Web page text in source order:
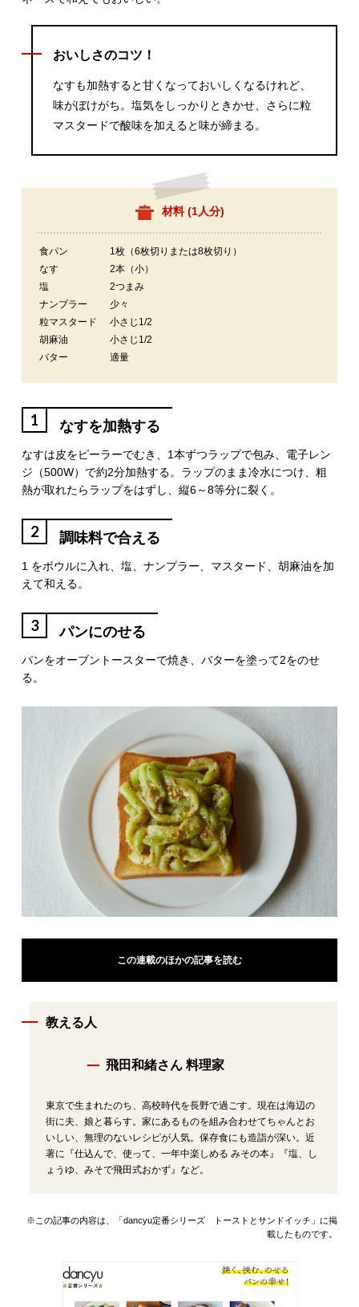
おいしさのコツ！
なすも加熱すると甘くなっておいしくなるけれど、
味がぼけがち。塩気をしっかりときかせ、さらに粒
マスタードで酸味を加えると味が締まる。
材料 (1人分)
食パン
1枚（6枚切りまたは8枚切り）
なす
2本（小）
塩
2つまみ
ナンプラー
少々
粒マスタード
小さじ1/2
胡麻油
小さじ1/2
バター
適量
1 なすを加熱する
なすは皮をピーラーでむき、1本ずつラップで包み、電子レン
ジ（500W）で約2分加熱する。ラップのまま冷水につけ、粗
熱が取れたらラップをはずし、縦6～8等分に裂く。
2 調味料で合える
1 をボウルに入れ、塩、ナンプラー、マスタード、胡麻油を加
えて和える。
3 パンにのせる
パンをオーブントースターで焼き、バターを塗って2をのせ
る。
この連載のほかの記事を読む
教える人
飛田和緒さん 料理家
東京で生まれたのち、高校時代を長野で過ごす。現在は海辺の
街に夫、娘と暮らす。家にあるものを組み合わせてちゃんとお
いしい、無理のないレシピが人気。保存食にも造詣が深い。近
著に『仕込んで、使って、一年中楽しめる みその本』『塩、し
ょうゆ、みそで飛田式おかず』など。
※この記事の内容は、「dancyu定番シリーズ トーストとサンドイッチ」に掲
載したものです。